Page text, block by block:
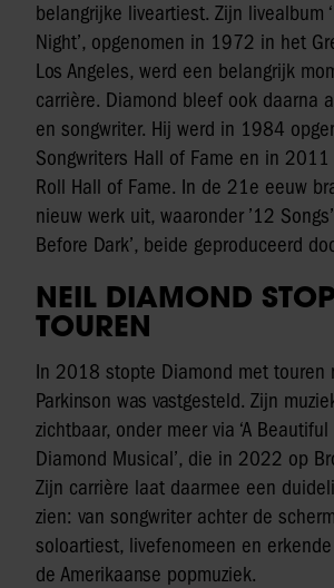
belangrijke liveartiest. Zijn livealbum
Night’, opgenomen in 1972 in het
Los Angeles, werd een belangrijk
carrière. Diamond bleef ook daarna
en songwriter. Hij werd in 1984
Songwriters Hall of Fame en in
Roll Hall of Fame. In de 21e eeuw
nieuw werk uit, waaronder ’12
Before Dark’, beide geproduceerd
NEIL DIAMOND
TOUREN
In 2018 stopte Diamond met touren
Parkinson was vastgesteld. Zijn
zichtbaar, onder meer via ‘A
Diamond Musical’, die in 2022 op
Zijn carrière laat daarmee een
zien: van songwriter achter de
soloartiest, livefenomeen en
de Amerikaanse popmuziek.